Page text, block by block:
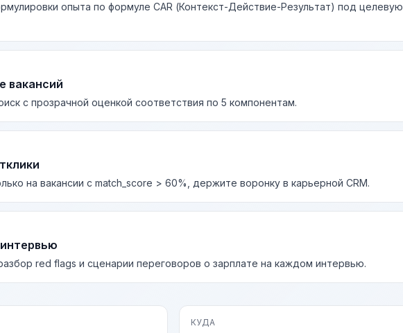
опыта по формуле CAR (Контекст-Действие-Результат) под целевую
вакансий
с прозрачной оценкой соответствия по 5 компонентам.
на вакансии с match_score > 60%, держите воронку в карьерной CRM.
red flags и сценарии переговоров о зарплате на каждом интервью.
КУДА